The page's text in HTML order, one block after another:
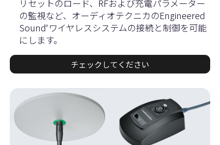
リセットのロード、RFおよび充電パラメーター
の監視など、オーディオテクニカのEngineered
Sound® ワイヤレスシステムの接続と制御を可能
にします。
チェックしてください